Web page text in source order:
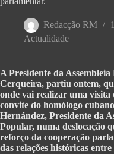
Redacção RM
Actualidade
A Presidente da
Cerqueira, partiu ontem,
onde vai realizar uma visita
convite do homólogo
Hernández, Presidente da
Popular, numa deslocação
reforço da cooperação
das relações históricas entre